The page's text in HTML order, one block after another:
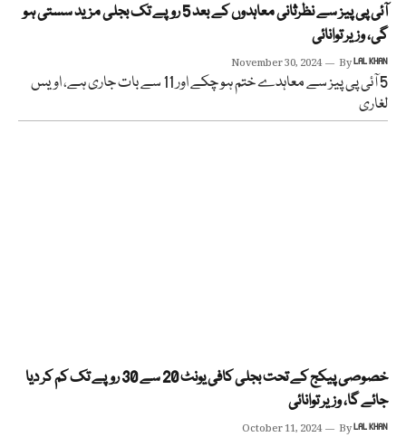
آئی پی پیز سے نظرثانی معاہدوں کے بعد 5 روپے تک بجلی مزید سستی ہو
گی، وزیر توانائی
November 30, 2024 ByLAL KHAN
5 آئی پی پیز سے معاہدے ختم ہو چکے اور 11 سے بات جاری ہے، اویس
لغاری
خصوصی پیکج کے تحت بجلی کافی یونٹ 20 سے 30 روپے تک کم کر دیا
جائے گا، وزیر توانائی
October 11, 2024 ByLAL KHAN